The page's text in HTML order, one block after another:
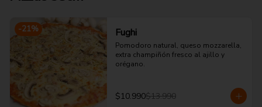
-21% Fughi
Pomodoro natural, queso mozzarella,
extra champiñón fresco al ajillo y
orégano.
$10.990$13.990